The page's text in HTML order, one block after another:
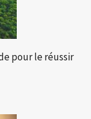
pour le réussir